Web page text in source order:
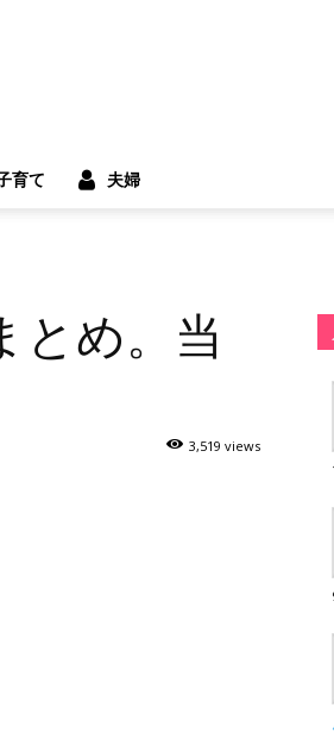
育て 夫婦
とめ。当
3,519 views